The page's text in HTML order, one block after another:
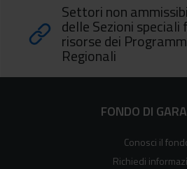
Settori non
delle Sezioni
risorse dei
Regionali
FONDO DI
Conosci il
Richiedi